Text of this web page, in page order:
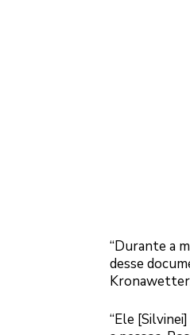
“Durante a
desse
“Ele